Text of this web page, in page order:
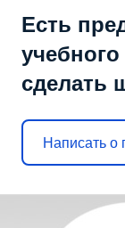
Есть
сделать
Написать о